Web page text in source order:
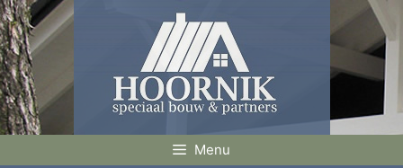
Ga
naar
de
inhoud
Menu